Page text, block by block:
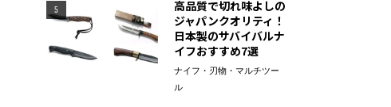
5
高品質で切れ味よしの
ジャパンクオリティ！
日本製のサバイバルナ
イフおすすめ7選
ナイフ・刃物・マルチツー
ル